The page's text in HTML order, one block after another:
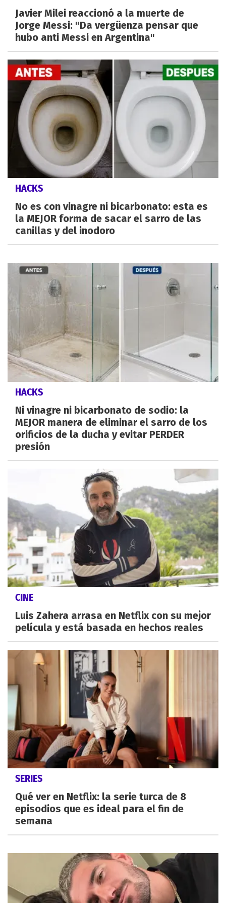
Javier Milei reaccionó a la muerte de
Jorge Messi: "Da vergüenza pensar que
hubo anti Messi en Argentina"
HACKS
No es con vinagre ni bicarbonato: esta es
la MEJOR forma de sacar el sarro de las
canillas y del inodoro
HACKS
Ni vinagre ni bicarbonato de sodio: la
MEJOR manera de eliminar el sarro de los
orificios de la ducha y evitar PERDER
presión
CINE
Luis Zahera arrasa en Netflix con su mejor
película y está basada en hechos reales
SERIES
Qué ver en Netflix: la serie turca de 8
episodios que es ideal para el fin de
semana